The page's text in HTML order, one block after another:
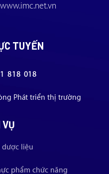
www.imc.net.vn
TUYẾN
818 018
Phát triển thị trường
VỤ
dược liệu
phẩm chức năng